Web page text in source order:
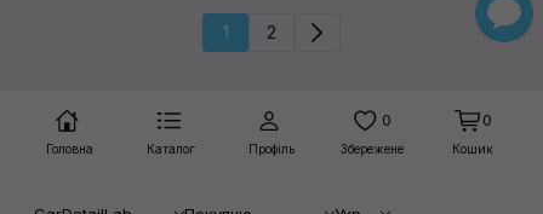
1 2
Головна Каталог Профіль
0
Збережене
0
Кошик